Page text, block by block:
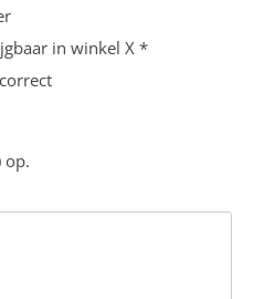
in winkel X *
op.